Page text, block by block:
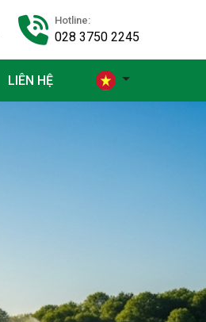
Hotline:
028 3750 2245
LIÊN HỆ